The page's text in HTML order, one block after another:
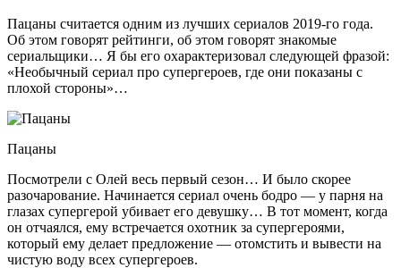
Пацаны считается одним из лучших сериалов 2019-го года.
Об этом говорят рейтинги, об этом говорят знакомые
сериальщики… Я бы его охарактеризовал следующей фразой:
«Необычный сериал про супергероев, где они показаны с
плохой стороны»…
Пацаны
Посмотрели с Олей весь первый сезон… И было скорее
разочарование. Начинается сериал очень бодро — у парня на
глазах супергерой убивает его девушку… В тот момент, когда
он отчаялся, ему встречается охотник за супергероями,
который ему делает предложение — отомстить и вывести на
чистую воду всех супергероев.